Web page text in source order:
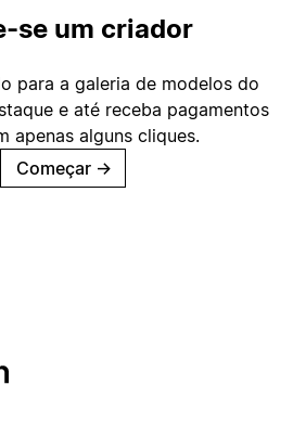
se um criador
para a galeria de modelos do
e até receba pagamentos
apenas alguns cliques.
Começar →